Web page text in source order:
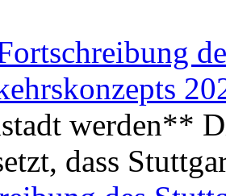
werden**
dass